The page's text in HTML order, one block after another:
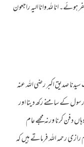
انا للہ وانا الیہ راجعون
صدیق اکبر رضی اللہ عنہ
کے سامنے رکھ دینا اور
دفن کرنا ورنہ مجھے عام
رحمہ اللہ فرماتے ہیں کہ